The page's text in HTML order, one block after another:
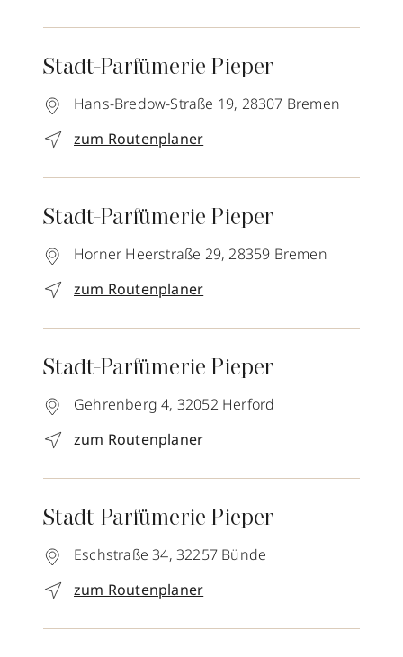
Stadt-Parfümerie Pieper
Hans-Bredow-Straße 19, 28307 Bremen
zum Routenplaner
Stadt-Parfümerie Pieper
Horner Heerstraße 29, 28359 Bremen
zum Routenplaner
Stadt-Parfümerie Pieper
Gehrenberg 4, 32052 Herford
zum Routenplaner
Stadt-Parfümerie Pieper
Eschstraße 34, 32257 Bünde
zum Routenplaner